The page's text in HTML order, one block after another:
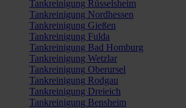
Tankreinigung Rüsselsheim
Tankreinigung Nordhessen
Tankreinigung Gießen
Tankreinigung Fulda
Tankreinigung Bad Homburg
Tankreinigung Wetzlar
Tankreinigung Oberursel
Tankreinigung Rodgau
Tankreinigung Dreieich
Tankreinigung Bensheim